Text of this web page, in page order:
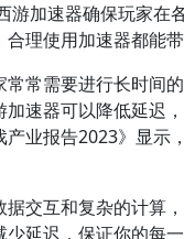
游加速器确保玩家在
理使用加速器都能带
常需要进行长时间
速器可以降低延迟
业报告2023》显示
交互和复杂的计算
延迟，保证你的每